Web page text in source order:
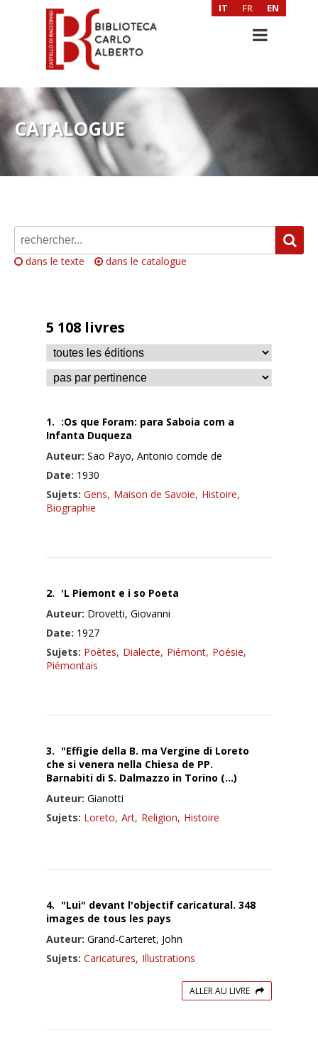
IT FR EN
CATALOGUE
dans le texte dans le catalogue
5 108 livres
1. :Os que Foram: para Saboia com a
Infanta Duqueza
Auteur: Sao Payo, Antonio comde de
Date: 1930
Sujets: Gens, Maison de Savoie, Histoire,
Biographie
2. 'L Piemont e i so Poeta
Auteur: Drovetti, Giovanni
Date: 1927
Sujets: Poètes, Dialecte, Piémont, Poésie,
Piémontais
3. "Effigie della B. ma Vergine di Loreto
che si venera nella Chiesa de PP.
Barnabiti di S. Dalmazzo in Torino (…)
Auteur: Gianotti
Sujets: Loreto, Art, Religion, Histoire
4. "Lui" devant l'objectif caricatural. 348
images de tous les pays
Auteur: Grand-Carteret, John
Sujets: Caricatures, Illustrations
ALLER AU LIVRE